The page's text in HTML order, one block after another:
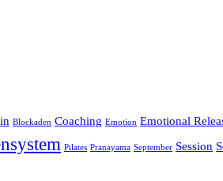
Blockaden Coaching Emotion Emotional
Pilates Pranayama September Session